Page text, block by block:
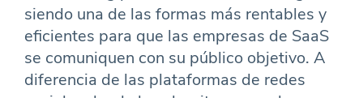
siendo una de las formas más rentables y
eficientes para que las empresas de SaaS
se comuniquen con su público objetivo. A
diferencia de las plataformas de redes